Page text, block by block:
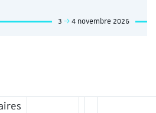
3 4 novembre 2026